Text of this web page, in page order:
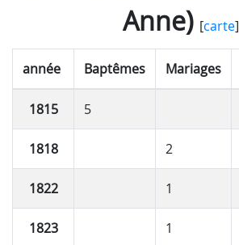
Anne)[carte]
année Baptêmes Mariages
1815 5
1818 2
1822 1
1823 1